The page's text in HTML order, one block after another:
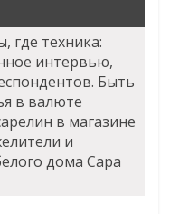
где техника:
интервью,
Быть
в валюте
в магазине
и
дома Сара